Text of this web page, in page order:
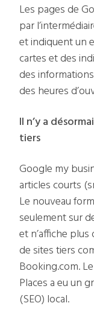
Les pages de
par
et indiquent un
cartes et des
des
des heures
Il n’y a
tiers
Google my
articles courts
Le nouveau
seulement sur
et n’affiche
de sites tiers
Booking.com.
Places a eu un
(SEO) local.